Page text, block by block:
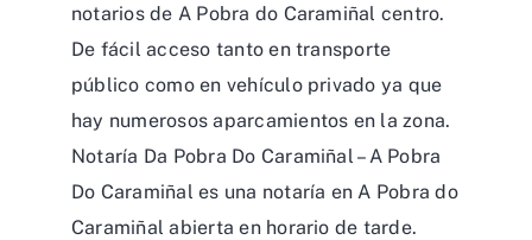
notarios de A Pobra do Caramiñal centro.
De fácil acceso tanto en transporte
público como en vehículo privado ya que
hay numerosos aparcamientos en la zona.
Notaría Da Pobra Do Caramiñal – A Pobra
Do Caramiñal es una notaría en A Pobra do
Caramiñal abierta en horario de tarde.